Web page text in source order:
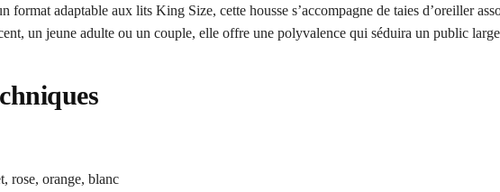
format adaptable aux lits King Size, cette housse s’accompagne de taies d’oreiller
un jeune adulte ou un couple, elle offre une polyvalence qui séduira un public
rose, orange, blanc